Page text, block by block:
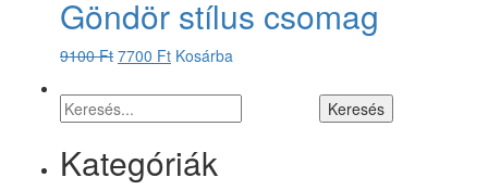
Göndör stílus csomag
9100Ft 7700 Ft Kosárba
Kategóriák